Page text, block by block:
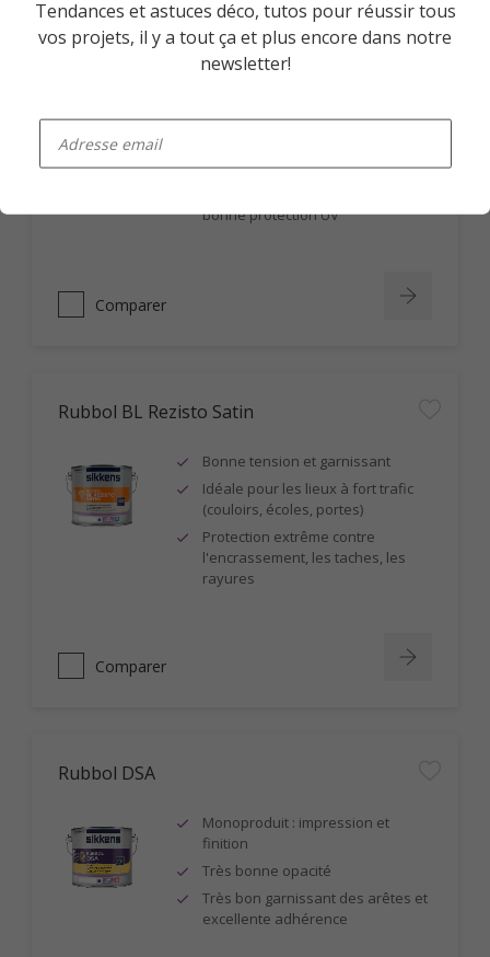
Non filmogène, ne s'écaille pas
bonne protection UV
Comparer
Rubbol BL Rezisto Satin
Bonne tension et garnissant
Idéale pour les lieux à fort trafic
(couloirs, écoles, portes)
Protection extrême contre
l'encrassement, les taches, les
rayures
Comparer
Rubbol DSA
Monoproduit : impression et
finition
Très bonne opacité
Très bon garnissant des arêtes et
excellente adhérence
Tendances et astuces déco, tutos pour réussir tous
vos projets, il y a tout ça et plus encore dans notre
newsletter!